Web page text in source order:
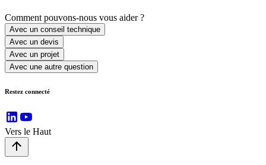
Comment pouvons-nous vous aider ?
Avec un conseil technique
Avec un devis
Avec un projet
Avec une autre question
Restez connecté
Vers le Haut